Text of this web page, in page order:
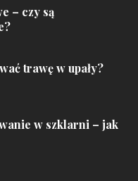
– czy są
trawę w upały?
w szklarni – jak